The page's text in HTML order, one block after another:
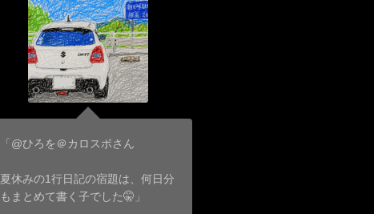
「@ひろを＠カロスポさん
夏休みの1行日記の宿題は、何日分
もまとめて書く子でした🤫」